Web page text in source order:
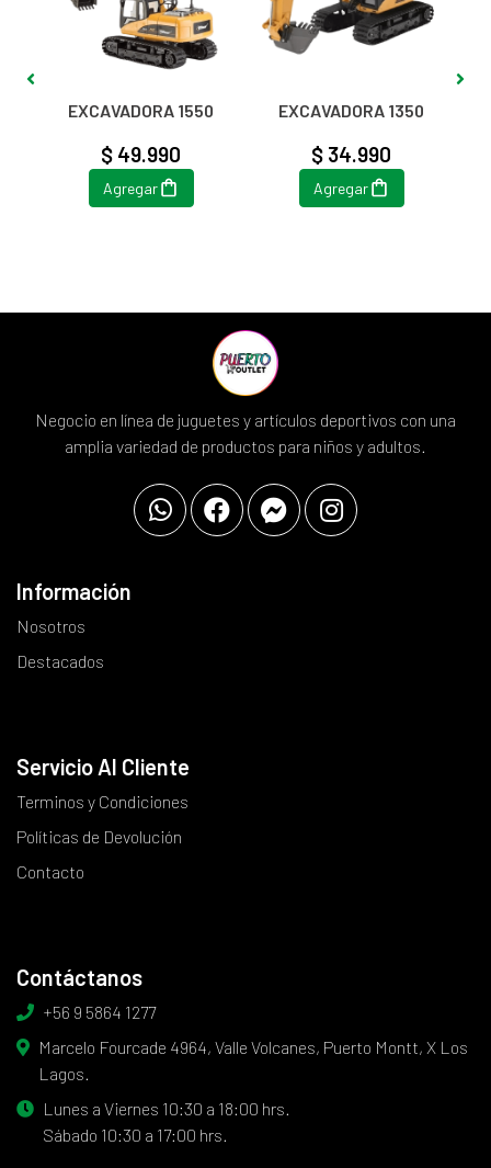
EXCAVADORA 1550
$ 49.990
Agregar
EXCAVADORA 1350
$ 34.990
Agregar
Negocio en línea de juguetes y artículos deportivos con una
amplia variedad de productos para niños y adultos.
Información
Nosotros
Destacados
Servicio Al Cliente
Terminos y Condiciones
Políticas de Devolución
Contacto
Contáctanos
+56 9 5864 1277
Marcelo Fourcade 4964, Valle Volcanes, Puerto Montt, X Los
Lagos.
Lunes a Viernes 10:30 a 18:00 hrs.
Sábado 10:30 a 17:00 hrs.